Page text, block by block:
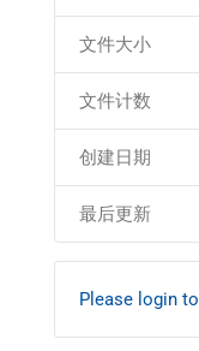
文件大小
文件计数
创建日期
最后更新
Please login